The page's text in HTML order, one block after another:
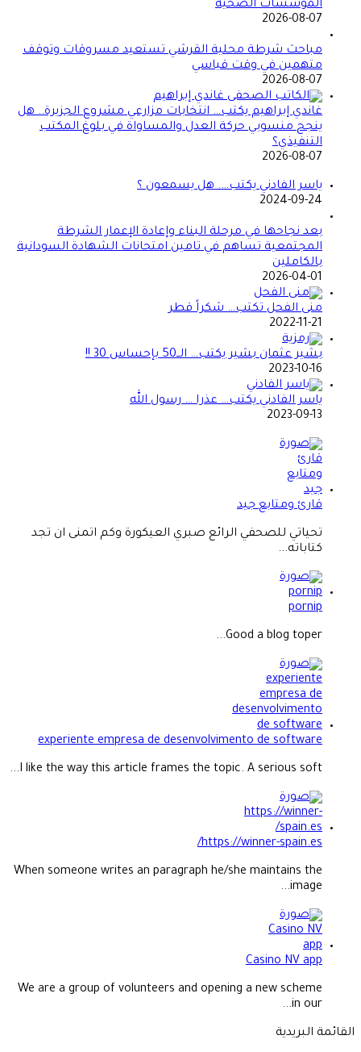
المؤسسات الصحية
2026-08-07
مباحث شرطة محلية القرشي تستعيد مسروقات وتوقف
متهمين في وقت قياسي
2026-08-07
غاندي إبراهيم يكتب… انتخابات مزارعي مشروع الجزيرة.. هل
ينجح منسوبي حركة العدل والمساواة في بلوغ المكتب
التنفيذي؟
2026-08-07
ياسر الفادني يكتب…. هل يسمعون ؟
2024-09-24
بعد نجاحها في مرحلة البناء وإعادة الإعمار الشرطة
المجتمعية تساهم في تامين امتحانات الشهادة السودانية
بالكاملين
2026-04-01
منى الفحل تكتب… شكراً قطر
2022-11-21
بشير عثمان بشير يكتب… الــ50 بإحساس 30 !!
2023-10-16
ياسر الفادني يكتب… عذرا … رسول الله
2023-09-13
قارئ ومتابع جيد
تحياتي للصحفي الرائع صبري العيكورة وكم اتمنى ان تجد
كتاباته...
pornip
Good a blog toper...
experiente empresa de desenvolvimento de software
I like the way this article frames the topic. A serious soft...
https://winner-spain.es/
When someone writes an paragraph he/she maintains the
image...
Casino NV app
We are a group of volunteers and opening a new scheme
in our...
القائمة البريدية